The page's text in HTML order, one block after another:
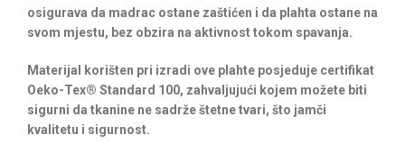
osigurava da madrac ostane zaštićen i da plahta ostane na
svom mjestu, bez obzira na aktivnost tokom spavanja.
Materijal korišten pri izradi ove plahte posjeduje certifikat
Oeko-Tex® Standard 100, zahvaljujući kojem možete biti
sigurni da tkanine ne sadrže štetne tvari, što jamči
kvalitetu i sigurnost.